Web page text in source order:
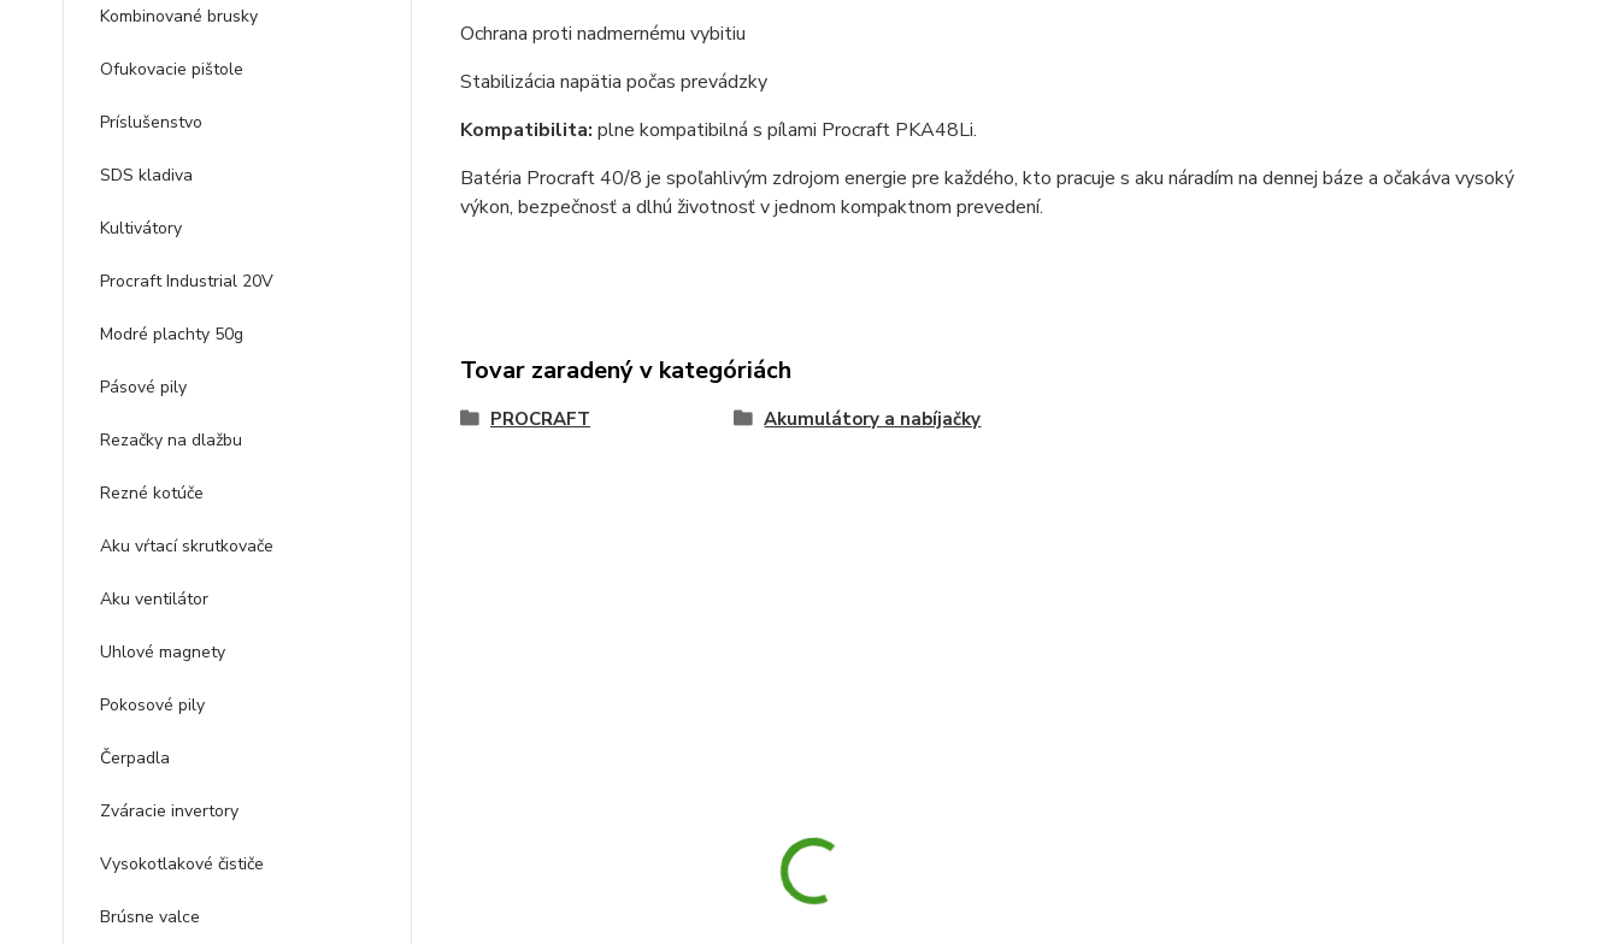
Kombinované brusky
Ofukovacie pištole
Príslušenstvo
SDS kladiva
Kultivátory
Procraft Industrial 20V
Modré plachty 50g
Pásové pily
Rezačky na dlažbu
Rezné kotúče
Aku vŕtací skrutkovače
Aku ventilátor
Uhlové magnety
Pokosové pily
Čerpadla
Zváracie invertory
Vysokotlakové čističe
Brúsne valce
Ochrana proti nadmernému vybitiu
Stabilizácia napätia počas prevádzky
Kompatibilita: plne kompatibilná s pílami Procraft PKA48Li.
Batéria Procraft 40/8 je spoľahlivým zdrojom energie pre každého, kto pracuje s aku náradím na dennej báze a očakáva vysoký
výkon, bezpečnosť a dlhú životnosť v jednom kompaktnom prevedení.
Tovar zaradený v kategóriách
PROCRAFT Akumulátory a nabíjačky